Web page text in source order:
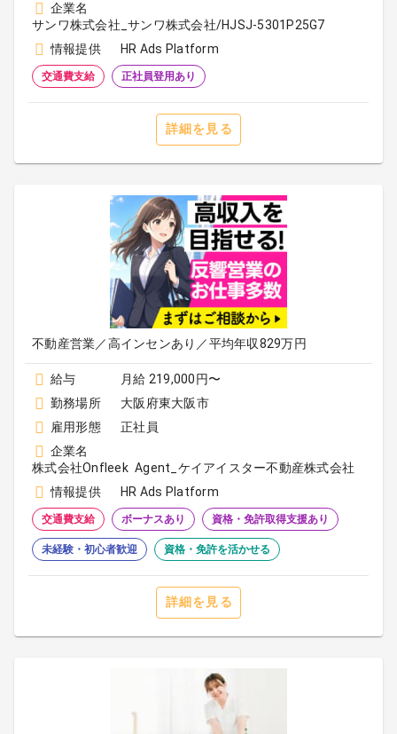
企業名
サンワ株式会社_サンワ株式会社/HJSJ-5301P25G7
情報提供
HR Ads Platform
交通費支給 正社員登用あり
詳細を見る
不動産営業／高インセンあり／平均年収829万円
給与
月給 219,000円〜
勤務場所
大阪府東大阪市
雇用形態
正社員
企業名
株式会社Onfleek Agent_ケイアイスター不動産株式会社
情報提供
HR Ads Platform
交通費支給 ボーナスあり 資格・免許取得支援あり
未経験・初心者歓迎 資格・免許を活かせる
詳細を見る